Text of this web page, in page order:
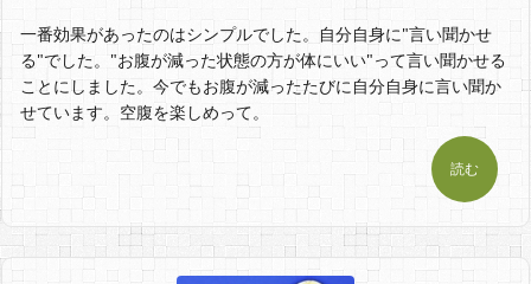
一番効果があったのはシンプルでした。自分自身に"言い聞かせ
る"でした。"お腹が減った状態の方が体にいい"って言い聞かせる
ことにしました。今でもお腹が減ったたびに自分自身に言い聞か
せています。空腹を楽しめって。
読む